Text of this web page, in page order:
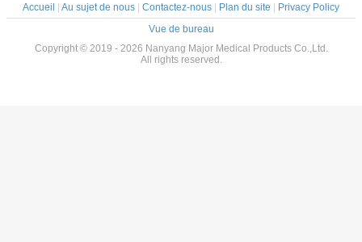
Accueil | Au sujet de nous | Contactez-nous | Plan du site | Privacy Policy
Vue de bureau
Copyright © 2019 - 2026 Nanyang Major Medical Products Co.,Ltd.
All rights reserved.